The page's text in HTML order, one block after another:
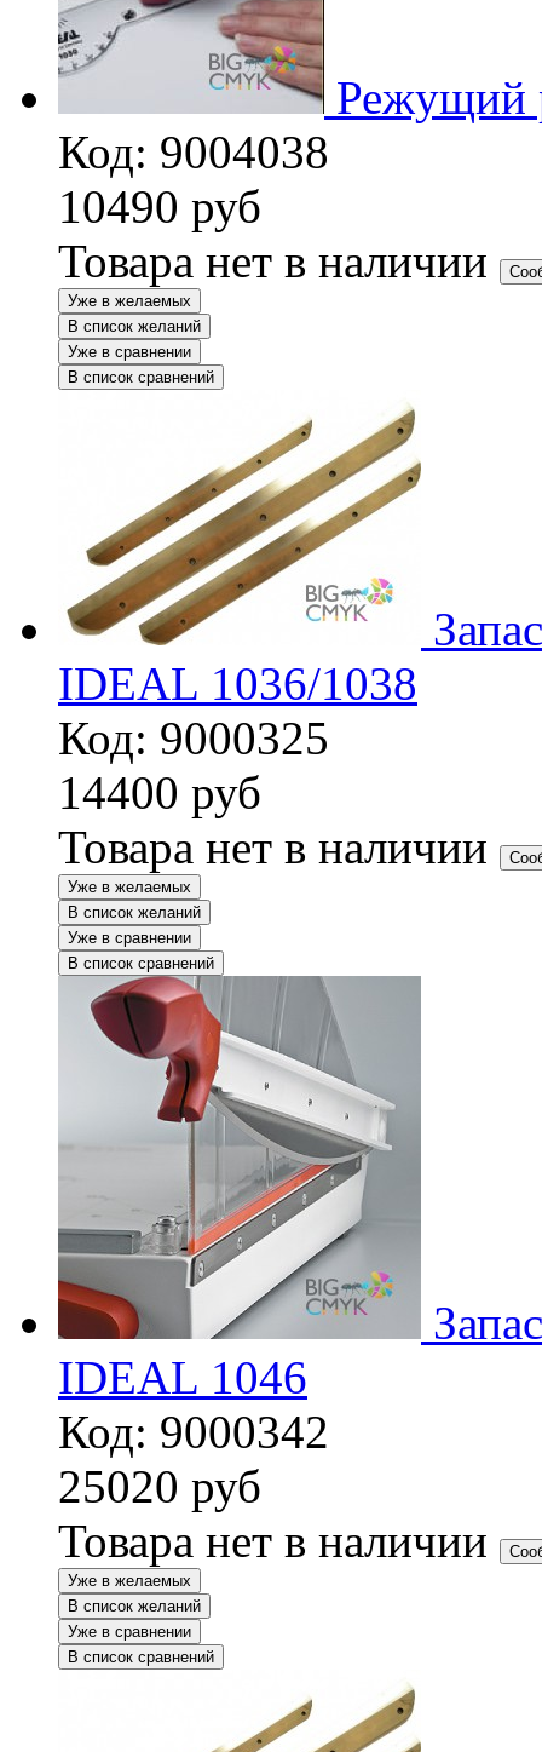
Режущий
Код: 9004038
10490 руб
Товара нет в наличии
Уже в желаемых
В список желаний
Уже в сравнении
В список сравнений
IDEAL 1036/1038
Код: 9000325
14400 руб
Товара нет в наличии
Уже в желаемых
В список желаний
Уже в сравнении
В список сравнений
IDEAL 1046
Код: 9000342
25020 руб
Товара нет в наличии
Уже в желаемых
В список желаний
Уже в сравнении
В список сравнений